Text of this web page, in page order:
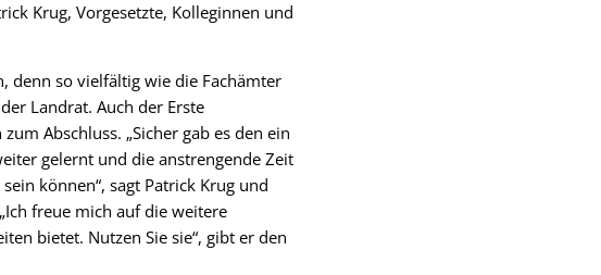
Krug, Vorgesetzte, Kolleginnen und
denn so vielfältig wie die Fachämter
Landrat. Auch der Erste
Abschluss. „Sicher gab es den ein
gelernt und die anstrengende Zeit
können“, sagt Patrick Krug und
freue mich auf die weitere
bietet. Nutzen Sie sie“, gibt er den